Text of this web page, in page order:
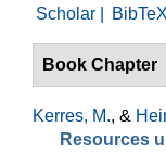
Scholar |
BibTeX
Book Chapter
Kerres, M., &
Resources